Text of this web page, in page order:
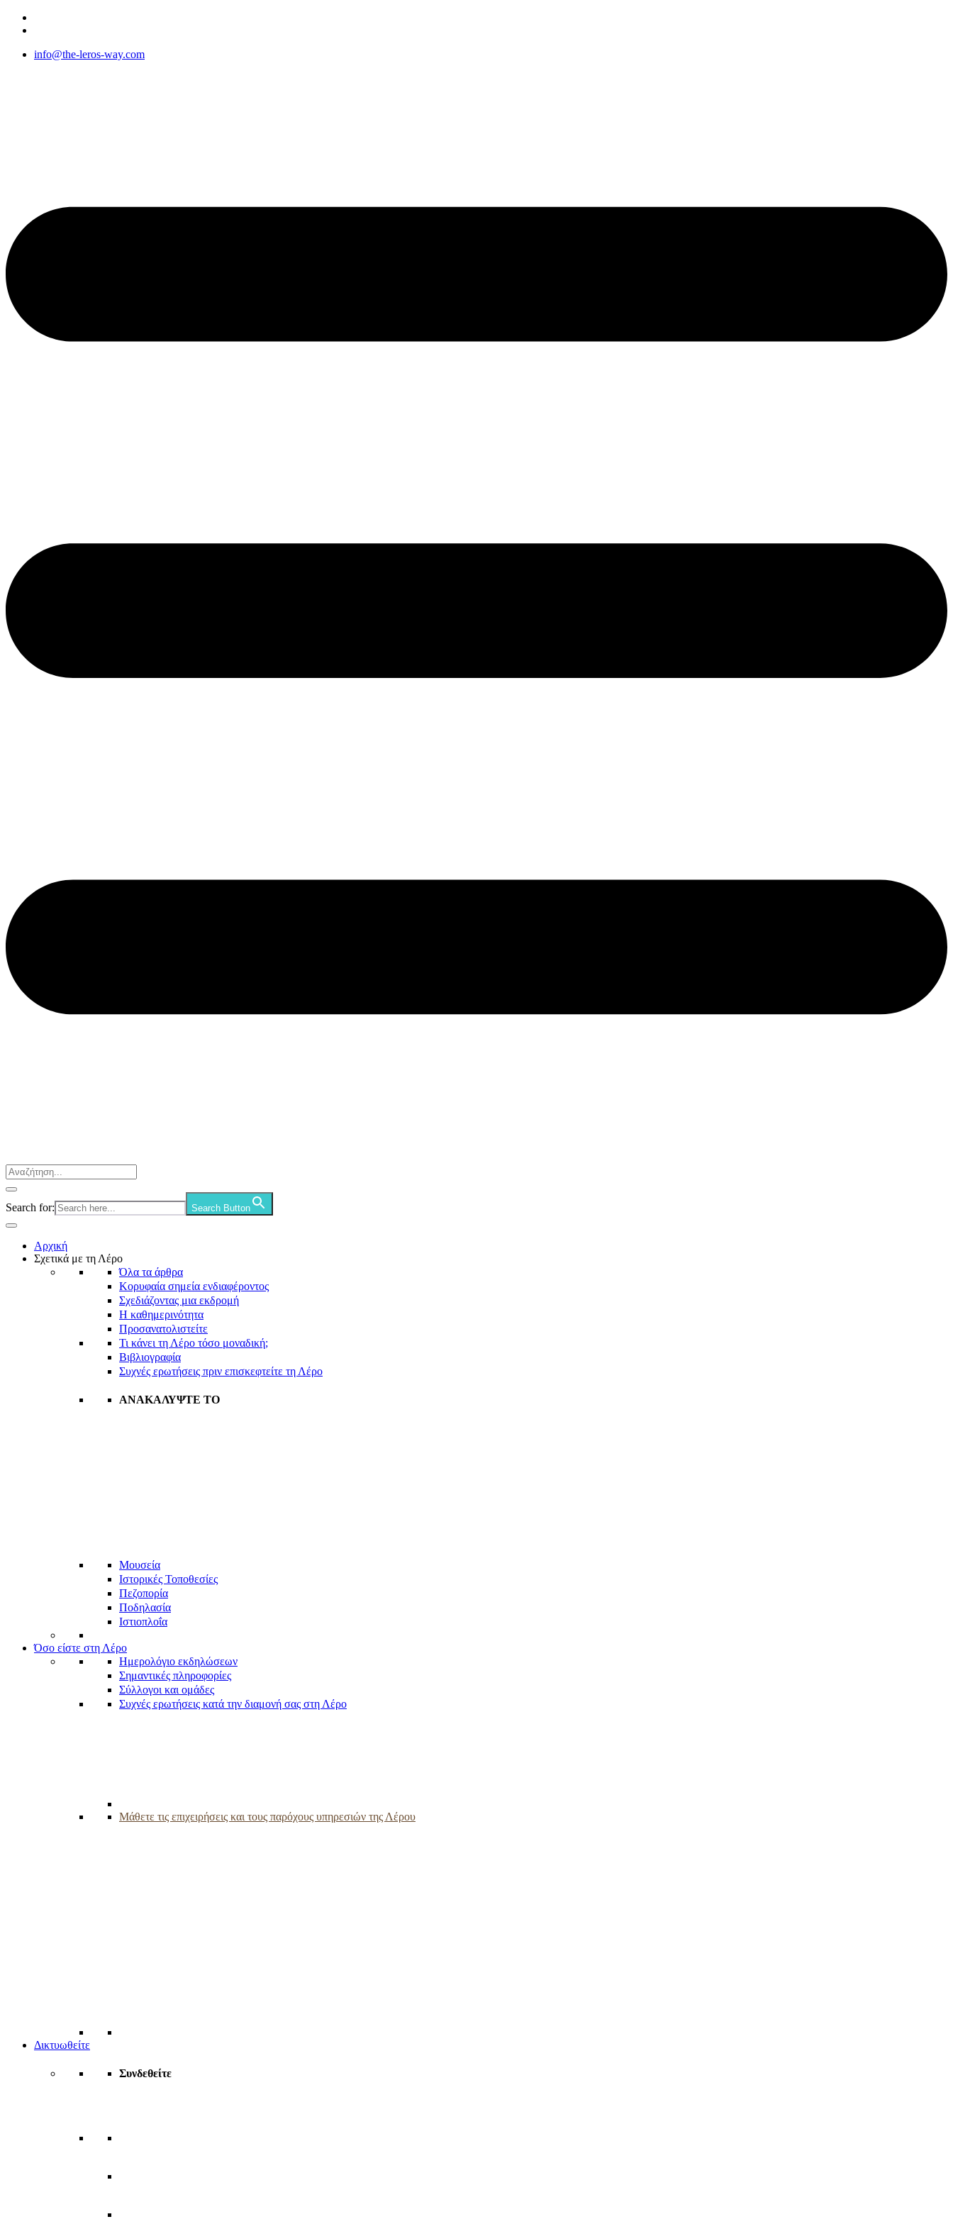
Μετάβαση
info@the-leros-way.com
Search for: Search Button
Αρχική
Σχετικά με τη Λέρο
Όλα τα άρθρα
Κορυφαία σημεία ενδιαφέροντος
Σχεδιάζοντας μια εκδρομή
Η καθημερινότητα
Προσανατολιστείτε
Τι κάνει τη Λέρο τόσο μοναδική;
Βιβλιογραφία
Συχνές ερωτήσεις πριν επισκεφτείτε τη Λέρο
ΑΝΑΚΑΛΥΨΤΕ ΤΟ
Μουσεία
Ιστορικές Τοποθεσίες
Πεζοπορία
Ποδηλασία
Ιστιοπλοΐα
Όσο είστε στη Λέρο
Ημερολόγιο εκδηλώσεων
Σημαντικές πληροφορίες
Σύλλογοι και ομάδες
Συχνές ερωτήσεις κατά την διαμονή σας στη Λέρο
Μάθετε τις επιχειρήσεις και τους παρόχους υπηρεσιών της Λέρου
Δικτυωθείτε
Συνδεθείτε